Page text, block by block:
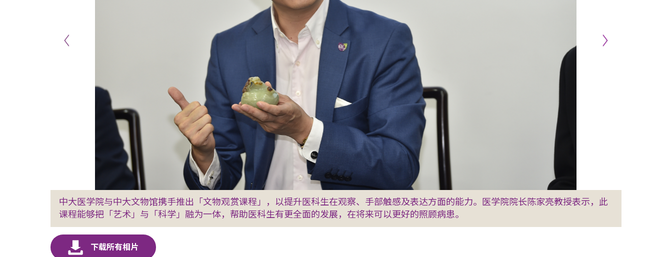
中大医学院与中大文物馆携手推出「文物观赏课程」，以提升医科生在观察、手部触感及表达方面的能力。医学院院长陈家亮教授表示，此
课程能够把「艺术」与「科学」融为一体，帮助医科生有更全面的发展，在将来可以更好的照顾病患。